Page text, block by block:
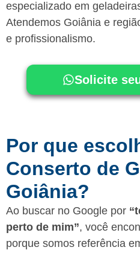
especializado em
Atendemos Goiânia e
e profissionalismo.
Solicite
Por que
Conserto de
Goiânia?
Ao buscar no Google por
perto de mim”, você
porque somos referência